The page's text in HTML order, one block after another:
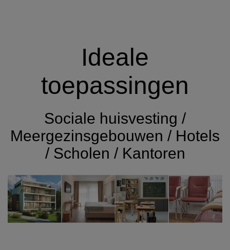
Ideale
toepassingen
Sociale huisvesting /
Meergezinsgebouwen / Hotels
/ Scholen / Kantoren